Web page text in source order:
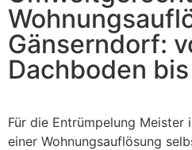
Gänserndorf:
Dachboden
Für die Entrümpelung Meister
einer Wohnungsauflösung